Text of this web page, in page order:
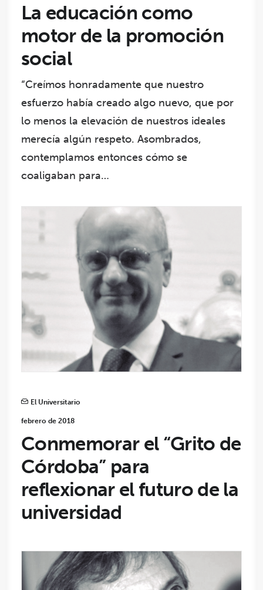
La educación como
motor de la promoción
social
“Creímos honradamente que nuestro
esfuerzo había creado algo nuevo, que por
lo menos la elevación de nuestros ideales
merecía algún respeto. Asombrados,
contemplamos entonces cómo se
coaligaban para…
El Universitario
febrero de 2018
Conmemorar el “Grito de
Córdoba” para
reflexionar el futuro de la
universidad